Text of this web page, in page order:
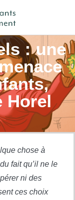
: une
Horel
chose à
fait qu’il ne le
ni des
ces choix